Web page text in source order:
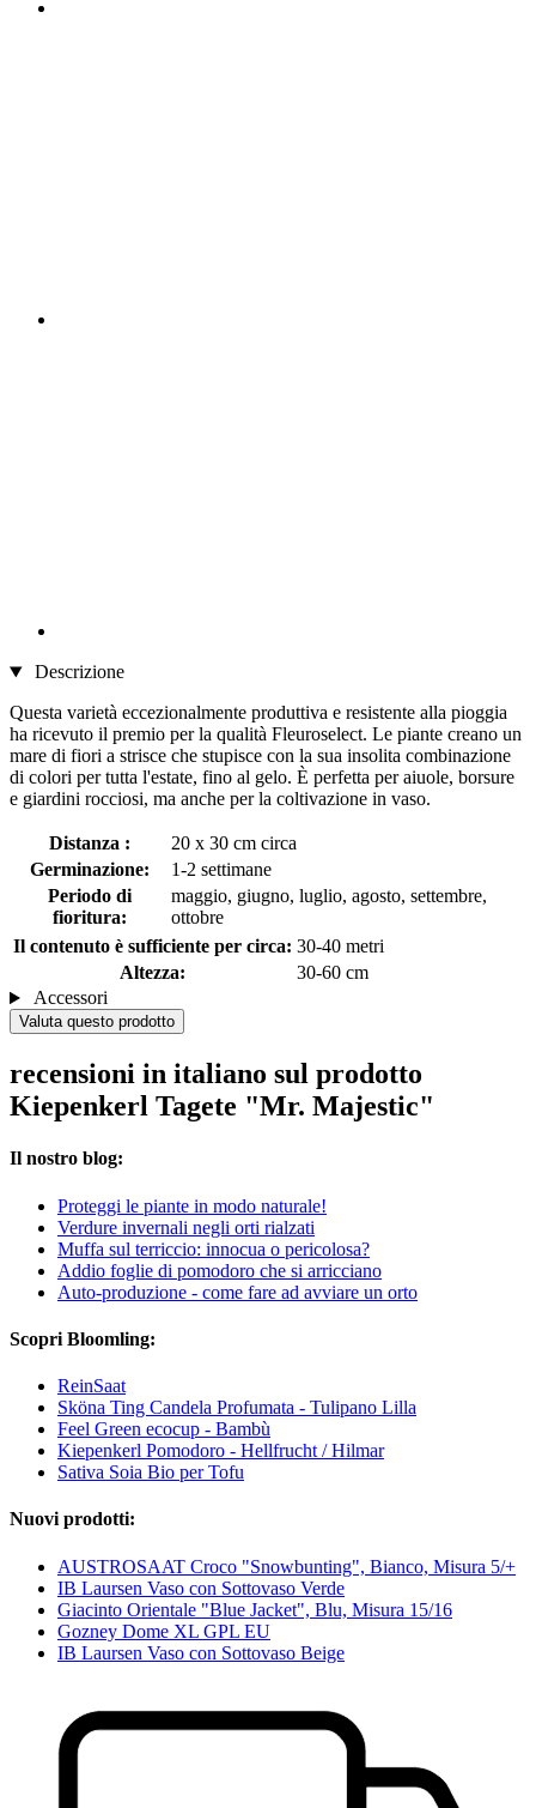
Descrizione
Questa varietà eccezionalmente produttiva e resistente alla pioggia
ha ricevuto il premio per la qualità Fleuroselect. Le piante creano un
mare di fiori a strisce che stupisce con la sua insolita combinazione
di colori per tutta l'estate, fino al gelo. È perfetta per aiuole, borsure
e giardini rocciosi, ma anche per la coltivazione in vaso.
Distanza :
20 x 30 cm circa
Germinazione:
1-2 settimane
Periodo di
fioritura:
maggio, giugno, luglio, agosto, settembre,
ottobre
Il contenuto è sufficiente per circa: 30-40 metri
Altezza:
30-60 cm
Accessori
Valuta questo prodotto
recensioni in italiano sul prodotto
Kiepenkerl Tagete "Mr. Majestic"
Il nostro blog:
Proteggi le piante in modo naturale!
Verdure invernali negli orti rialzati
Muffa sul terriccio: innocua o pericolosa?
Addio foglie di pomodoro che si arricciano
Auto-produzione - come fare ad avviare un orto
Scopri Bloomling:
ReinSaat
Sköna Ting Candela Profumata - Tulipano Lilla
Feel Green ecocup - Bambù
Kiepenkerl Pomodoro - Hellfrucht / Hilmar
Sativa Soia Bio per Tofu
Nuovi prodotti:
AUSTROSAAT Croco "Snowbunting", Bianco, Misura 5/+
IB Laursen Vaso con Sottovaso Verde
Giacinto Orientale "Blue Jacket", Blu, Misura 15/16
Gozney Dome XL GPL EU
IB Laursen Vaso con Sottovaso Beige